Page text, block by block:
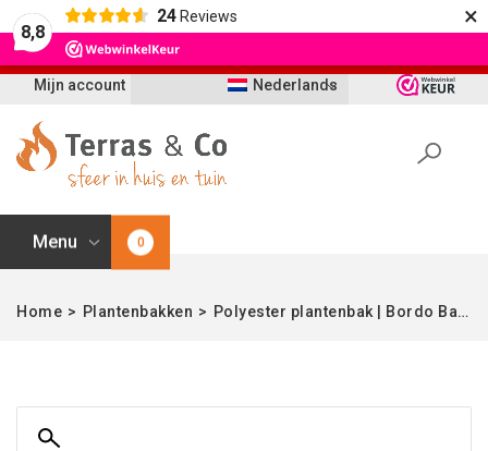
8,8
24 Reviews ×
Nederlands
Mijn account
Menu 0
Home > Plantenbakken > Polyester plantenbak | Bordo Balloon Earth | Verschillende afmetingen
Let op: t/m 21 augustus worden bestellingen
vertraagd geleverd i.v.m. vakantie